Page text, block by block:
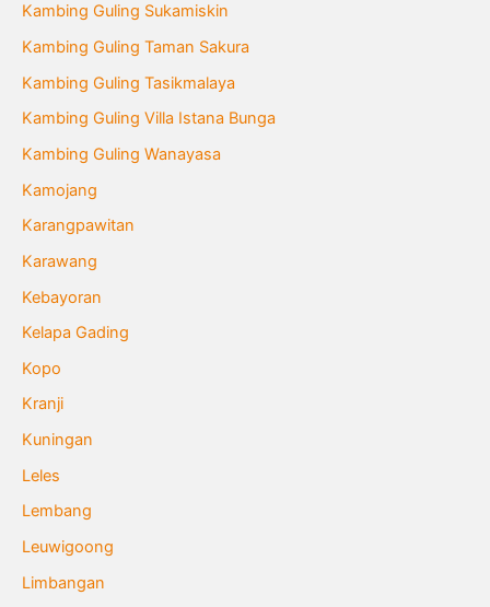
Kambing Guling Sukamiskin
Kambing Guling Taman Sakura
Kambing Guling Tasikmalaya
Kambing Guling Villa Istana Bunga
Kambing Guling Wanayasa
Kamojang
Karangpawitan
Karawang
Kebayoran
Kelapa Gading
Kopo
Kranji
Kuningan
Leles
Lembang
Leuwigoong
Limbangan